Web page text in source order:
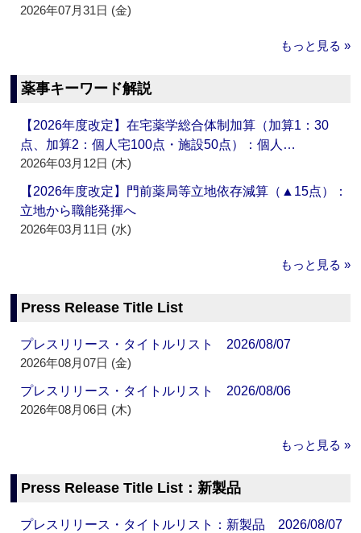
2026年07月31日 (金)
もっと見る »
薬事キーワード解説
【2026年度改定】在宅薬学総合体制加算（加算1：30
点、加算2：個人宅100点・施設50点）：個人…
2026年03月12日 (木)
【2026年度改定】門前薬局等立地依存減算（▲15点）：
立地から職能発揮へ
2026年03月11日 (水)
もっと見る »
Press Release Title List
プレスリリース・タイトルリスト 2026/08/07
2026年08月07日 (金)
プレスリリース・タイトルリスト 2026/08/06
2026年08月06日 (木)
もっと見る »
Press Release Title List：新製品
プレスリリース・タイトルリスト：新製品 2026/08/07